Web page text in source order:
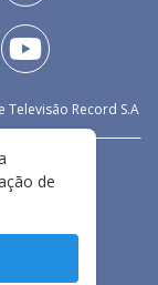
Televisão Record S.A
de